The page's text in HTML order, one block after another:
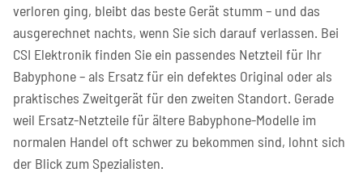
verloren ging, bleibt das beste Gerät stumm – und das
ausgerechnet nachts, wenn Sie sich darauf verlassen. Bei
CSI Elektronik finden Sie ein passendes Netzteil für Ihr
Babyphone – als Ersatz für ein defektes Original oder als
praktisches Zweitgerät für den zweiten Standort. Gerade
weil Ersatz-Netzteile für ältere Babyphone-Modelle im
normalen Handel oft schwer zu bekommen sind, lohnt sich
der Blick zum Spezialisten.